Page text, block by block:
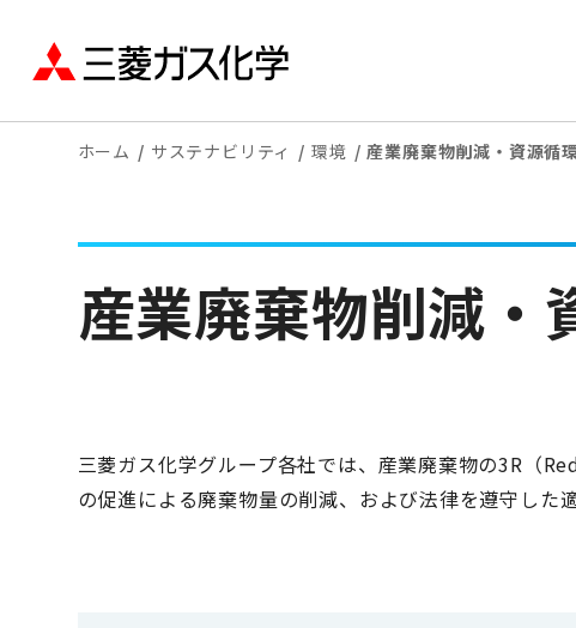
ホーム サステナビリティ 環境 産業廃棄物削減・資源循
産業廃棄物削減・
三菱ガス化学グループ各社では、産業廃棄物の3R（
の促進による廃棄物量の削減、および法律を遵守した